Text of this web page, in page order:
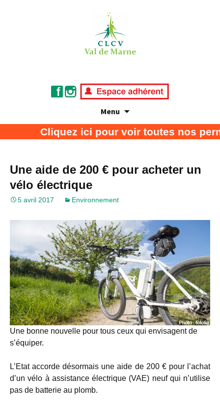
Menu
CLCV Val de Marne
Association de défense des consommateurs
Cliquez ici pour voir toutes nos
Une aide de 200 € pour acheter un
vélo électrique
5 avril 2017 Environnement
Une bonne nouvelle pour tous ceux qui envisagent de
s’équiper.
L’Etat accorde désormais une aide de 200 € pour l’achat
d’un vélo à assistance électrique (VAE) neuf qui n’utilise
pas de batterie au plomb.